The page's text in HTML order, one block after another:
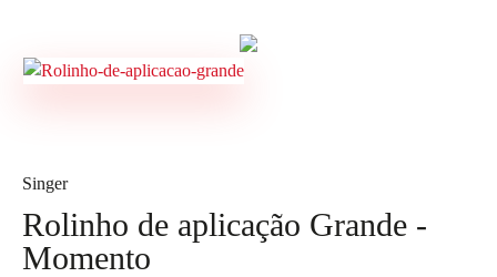
Singer
Rolinho de aplicação Grande -
Momento